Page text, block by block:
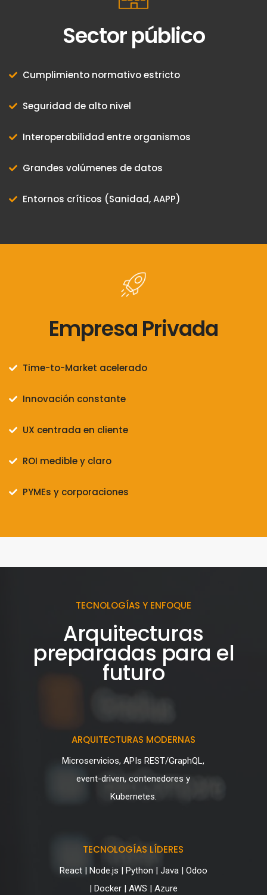
Sector público
Cumplimiento normativo estricto
Seguridad de alto nivel
Interoperabilidad entre organismos
Grandes volúmenes de datos
Entornos críticos (Sanidad, AAPP)
Empresa Privada
Time-to-Market acelerado
Innovación constante
UX centrada en cliente
ROI medible y claro
PYMEs y corporaciones
TECNOLOGÍAS Y ENFOQUE
Arquitecturas
preparadas para el
futuro
ARQUITECTURAS MODERNAS
Microservicios, APIs REST/GraphQL,
event-driven, contenedores y
Kubernetes.
TECNOLOGÍAS LÍDERES
React | Node.js | Python | Java | Odoo
| Docker | AWS | Azure